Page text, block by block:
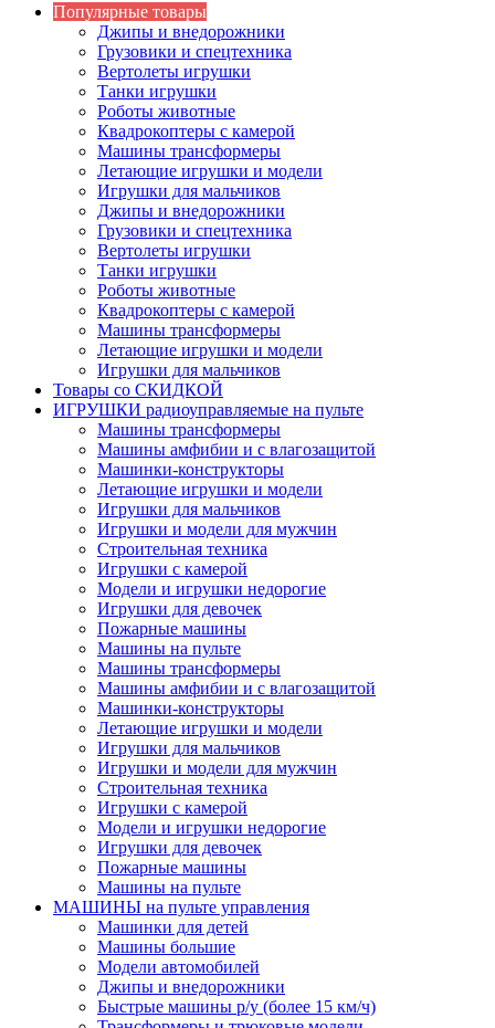
Популярные товары
Джипы и внедорожники
Грузовики и спецтехника
Вертолеты игрушки
Танки игрушки
Роботы животные
Квадрокоптеры с камерой
Машины трансформеры
Летающие игрушки и модели
Игрушки для мальчиков
Джипы и внедорожники
Грузовики и спецтехника
Вертолеты игрушки
Танки игрушки
Роботы животные
Квадрокоптеры с камерой
Машины трансформеры
Летающие игрушки и модели
Игрушки для мальчиков
Товары со СКИДКОЙ
ИГРУШКИ радиоуправляемые на пульте
Машины трансформеры
Машины амфибии и с влагозащитой
Машинки-конструкторы
Летающие игрушки и модели
Игрушки для мальчиков
Игрушки и модели для мужчин
Строительная техника
Игрушки с камерой
Модели и игрушки недорогие
Игрушки для девочек
Пожарные машины
Машины на пульте
Машины трансформеры
Машины амфибии и с влагозащитой
Машинки-конструкторы
Летающие игрушки и модели
Игрушки для мальчиков
Игрушки и модели для мужчин
Строительная техника
Игрушки с камерой
Модели и игрушки недорогие
Игрушки для девочек
Пожарные машины
Машины на пульте
МАШИНЫ на пульте управления
Машинки для детей
Машины большие
Модели автомобилей
Джипы и внедорожники
Быстрые машины р/у (более 15 км/ч)